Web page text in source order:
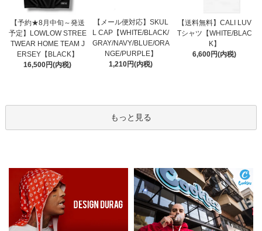
【予約★8月中旬～発送
予定】LOWLOW STREE
TWEAR HOME TEAM J
ERSEY【BLACK】
16,500円(内税)
【メール便対応】SKUL
L CAP【WHITE/BLACK/
GRAY/NAVY/BLUE/ORA
NGE/PURPLE】
1,210円(内税)
【送料無料】CALI LUV
Tシャツ【WHITE/BLAC
K】
6,600円(内税)
もっと見る